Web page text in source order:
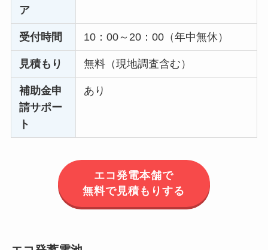
ア
受付時間 10：00～20：00（年中無休）
見積もり 無料（現地調査含む）
補助金申
請サポー
ト
あり
エコ発電本舗で
無料で見積もりする